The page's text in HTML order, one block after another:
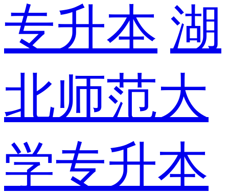
专升本 湖
北师范大
学专升本